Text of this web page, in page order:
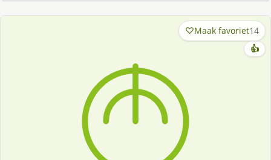
Maak favoriet14
👍